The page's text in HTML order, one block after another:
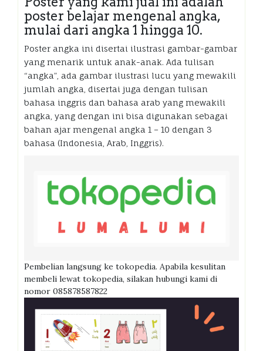
poster belajar mengenal angka,
mulai dari angka 1 hingga 10.
Poster angka ini disertai ilustrasi gambar-gambar
yang menarik untuk anak-anak. Ada tulisan
“angka”, ada gambar ilustrasi lucu yang mewakili
jumlah angka, disertai juga dengan tulisan
bahasa inggris dan bahasa arab yang mewakili
angka, yang dengan ini bisa digunakan sebagai
bahan ajar mengenal angka 1 – 10 dengan 3
bahasa (Indonesia, Arab, Inggris).
Pembelian langsung ke tokopedia. Apabila kesulitan
membeli lewat tokopedia, silakan hubungi kami di
nomor 085878587822